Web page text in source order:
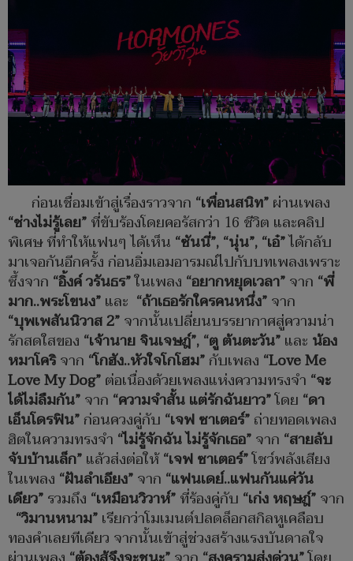
ก่อนเชื่อมเข้าสู่เรื่องราวจาก “เพื่อนสนิท”ผ่านเพลง
“ช่างไม่รู้เลย”ที่ขับร้องโดยคอรัสกว่า 16 ชีวิต และคลิป
พิเศษ ที่ทำให้แฟนๆ ได้เห็น “ซันนี่”, “นุ่น”, “เอ๋”ได้กลับ
มาเจอกันอีกครั้ง ก่อนอิ่มเอมอารมณ์ไปกับบทเพลงเพราะ
ซึ้งจาก “อิ้งค์ วรันธร”ในเพลง “อยากหยุดเวลา”จาก “พี่
มาก..พระโขนง”และ “ถ้าเธอรักใครคนหนึ่ง”จาก
“บุพเพสันนิวาส2”จากนั้นเปลี่ยนบรรยากาศสู่ความน่า
รักสดใสของ “เจ้านาย จินเจษฎ์”, “ตู ต้นตะวัน”และ น้อง
หมาโคริจาก “โกฮัง..หัวใจโกโฮม”กับเพลง “Love Me
Love My Dog”ต่อเนื่องด้วยเพลงแห่งความทรงจำ “จะ
ได้ไม่ลืมกัน”จาก “ความจำสั้น แต่รักฉันยาว”โดย “ดา
เอ็นโดรฟิน”ก่อนควงคู่กับ “เจฟ ซาเตอร์”ถ่ายทอดเพลง
ฮิตในความทรงจำ “ไม่รู้จักฉัน ไม่รู้จักเธอ”จาก “สายลับ
จับบ้านเล็ก”แล้วส่งต่อให้“เจฟ ซาเตอร์”โชว์พลังเสียง
ในเพลง “ฝันลำเอียง”จาก “แฟนเดย์..แฟนกันแค่วัน
เดียว”รวมถึง “เหมือนวิวาห์”ที่ร้องคู่กับ “เก่ง หฤษฎ์”จาก
“วิมานหนาม”เรียกว่าโมเมนต์ปลดล็อกสกิลหูเคลือบ
ทองคำเลยทีเดียว จากนั้นเข้าสู่ช่วงสร้างแรงบันดาลใจ